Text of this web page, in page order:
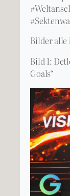
Bilder alle
Bild 1:
Goals“